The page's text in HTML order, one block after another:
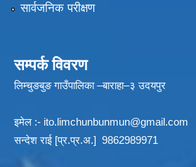
सार्वजनिक परीक्षण
सम्पर्क विवरण
लिम्चुङबुङ गाउँपालिका –बाराहा–३ उदयपुर
इमेल :- ito.limchunbunmun@gmail.com
सन्देश राई [प्र.प्र.अ.] 9862989971